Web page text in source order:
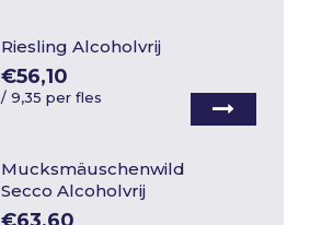
Riesling Alcoholvrij
€56,10
/9,35 per fles
Mucksmäuschenwild
Secco Alcoholvrij